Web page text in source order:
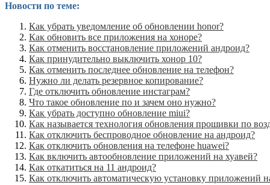
Новости по теме:
Как убрать уведомление об обновлении honor?
Как обновить все приложения на хоноре?
Как отменить восстановление приложений андроид?
Как принудительно выключить хонор 10?
Как отменить последнее обновление на телефон?
Нужно ли делать резервное копирование?
Где отключить обновление инстаграм?
Что такое обновление по и зачем оно нужно?
Как убрать доступно обновление miui?
Как называется технология обновления прошивки по
Как отключить беспроводное обновление на андроид?
Как отключить обновления на телефоне huawei?
Как включить автообновление приложений на хуавей?
Как откатиться на 11 андроид?
Как отключить автоматическую установку приложений